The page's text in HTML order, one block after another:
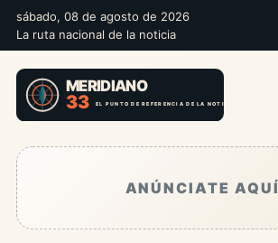
sábado, 08 de agosto de 2026
La ruta nacional de la noticia
ANÚNCIATE AQUÍ